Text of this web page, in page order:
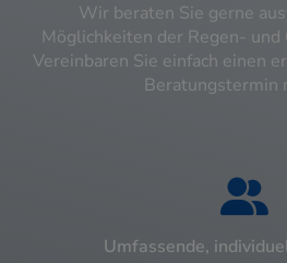
Wir beraten Sie gerne
Möglichkeiten der Regen- und
Vereinbaren Sie einfach einen
Beratungstermin
Umfassende,